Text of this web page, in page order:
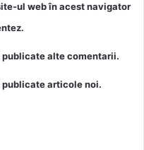
ul web în acest navigator
alte comentarii.
articole noi.